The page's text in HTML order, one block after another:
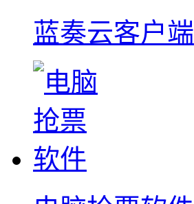
蓝奏云客户端